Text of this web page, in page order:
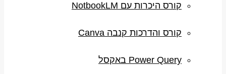
קורס היכרות עם NotbookLM
קורס והדרכות קנבה Canva
Power Query באקסל